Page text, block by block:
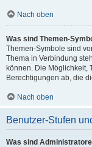
Nach oben
Was sind Themen-
Themen-Symbole sind
Thema in Verbindung
können. Die Möglichkeit,
Berechtigungen ab, die
Nach oben
Benutzer-Stufen
Was sind